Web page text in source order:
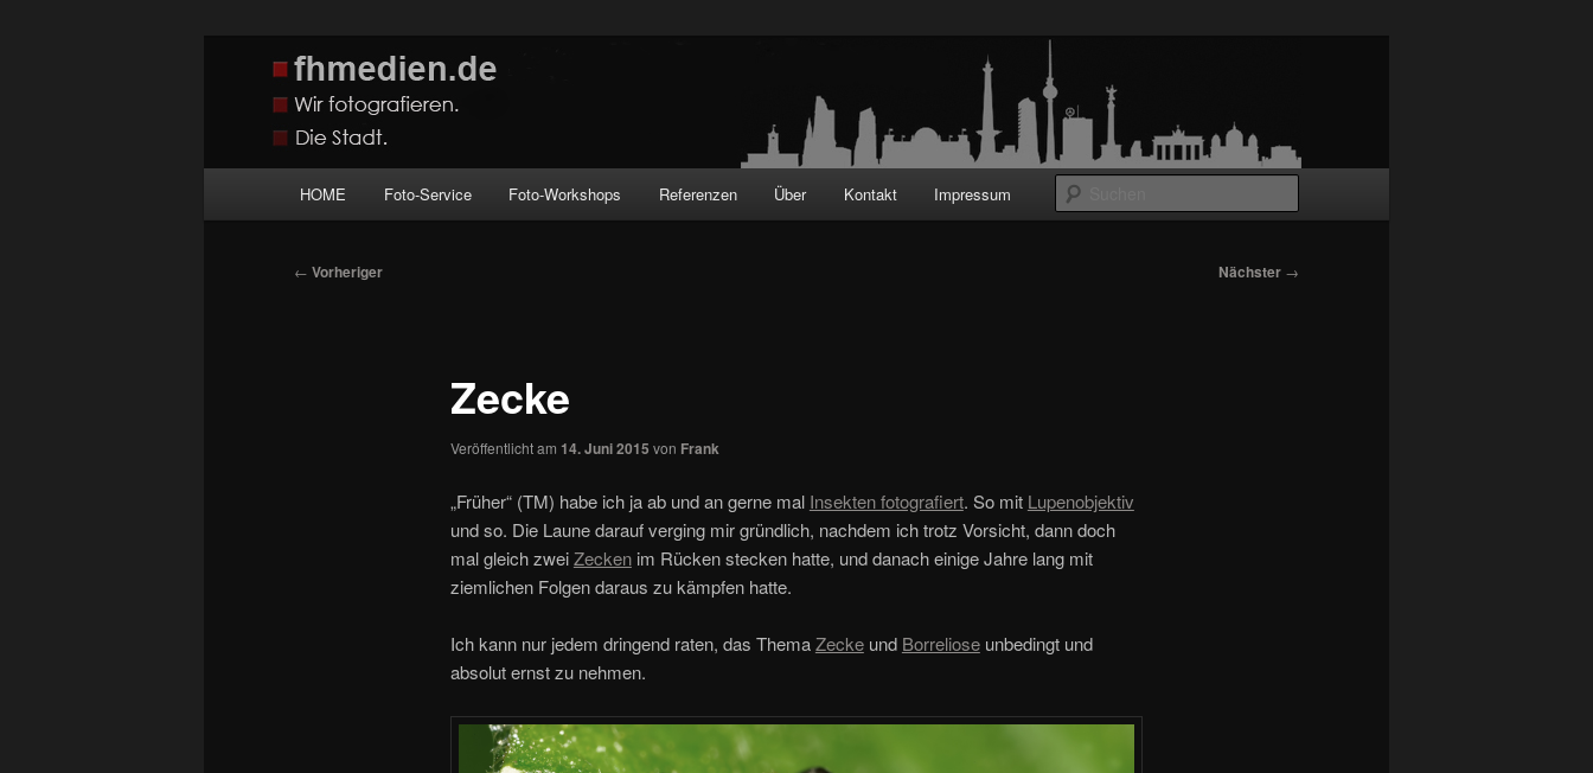
fhmedien.de
Wir fotografieren die Hauptstadt!
HOME Foto-Service Foto-Workshops Referenzen Über Kontakt Impressum
Beitragsnavigation
← Vorheriger Nächster →
Zecke
Veröffentlicht am 14. Juni 2015 von Frank
„Früher“ (TM) habe ich ja ab und an gerne mal Insekten fotografiert. So mit Lupenobjektiv
und so. Die Laune darauf verging mir gründlich, nachdem ich trotz Vorsicht, dann doch
mal gleich zweiZeckenim Rücken stecken hatte, und danach einige Jahre lang mit
ziemlichen Folgen daraus zu kämpfen hatte.
Ich kann nur jedem dringend raten, das ThemaZeckeund Borrelioseunbedingt und
absolut ernst zu nehmen.